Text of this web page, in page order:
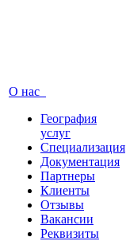
О нас
География
услуг
Специализация
Документация
Партнеры
Клиенты
Отзывы
Вакансии
Реквизиты